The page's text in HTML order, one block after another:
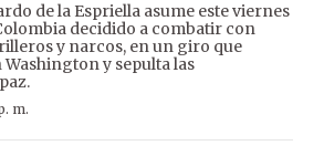
de la Espriella asume este viernes
decidido a combatir con
y narcos, en un giro que
y sepulta las
m.